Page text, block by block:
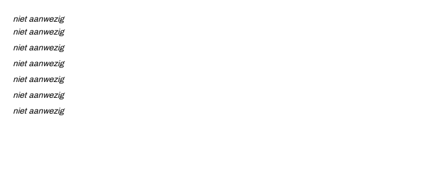
niet aanwezig
niet aanwezig
niet aanwezig
niet aanwezig
niet aanwezig
niet aanwezig
niet aanwezig